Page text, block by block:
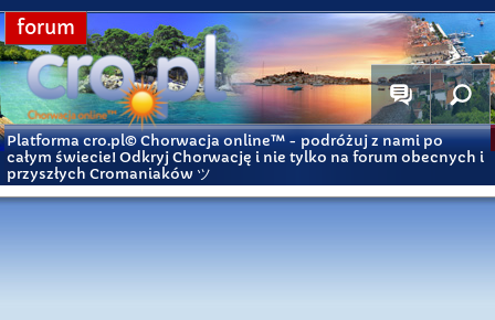
forum
Platforma cro.pl© Chorwacja online™ - podróżuj z nami po
całym świecie! Odkryj Chorwację i nie tylko na forum obecnych i
przyszłych Cromaniaków ツ